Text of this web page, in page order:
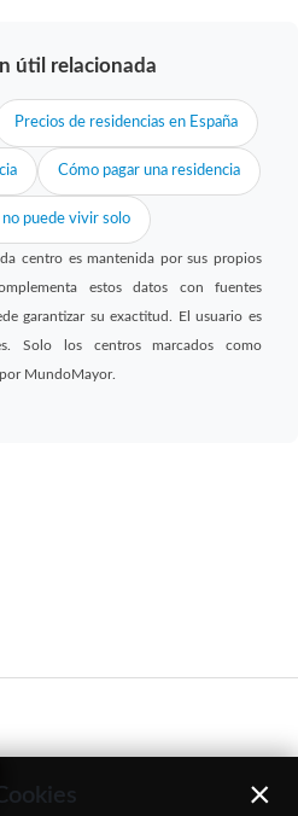
útil relacionada
Precios de residencias en España
Cómo pagar una residencia
puede vivir solo
centro es mantenida por sus propios
estos datos con fuentes
garantizar su exactitud. El usuario es
Solo los centros marcados como
MundoMayor.
×